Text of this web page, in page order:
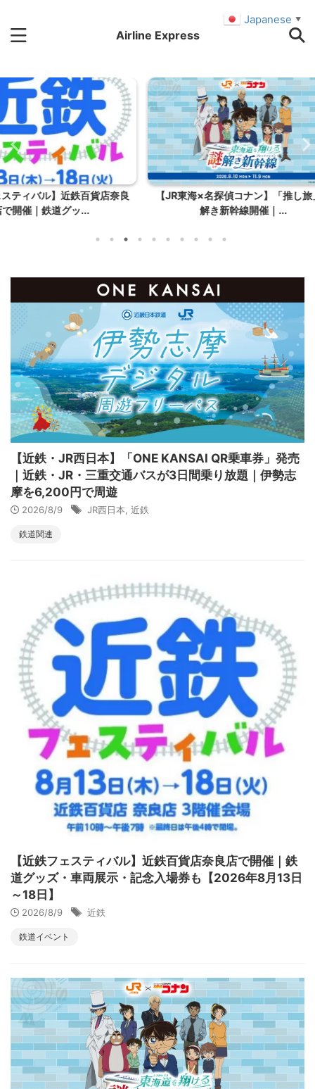
Airline Express
貨店奈良
【JR東海×名探偵コナン】「推し旅」謎
解き新幹線開催｜...
【のと
【近鉄・JR西日本】「ONE KANSAI QR乗車券」発売
｜近鉄・JR・三重交通バスが3日間乗り放題｜伊勢志
摩を6,200円で周遊
2026/8/9 JR西日本, 近鉄
鉄道関連
【近鉄フェスティバル】近鉄百貨店奈良店で開催｜鉄
道グッズ・車両展示・記念入場券も【2026年8月13日
～18日】
2026/8/9 近鉄
鉄道イベント
Japanese ▼